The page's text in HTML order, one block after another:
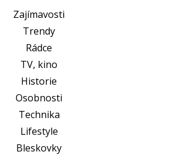
Zajímavosti
Trendy
Rádce
TV, kino
Historie
Osobnosti
Technika
Lifestyle
Bleskovky